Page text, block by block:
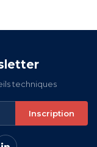
techniques
Inscription